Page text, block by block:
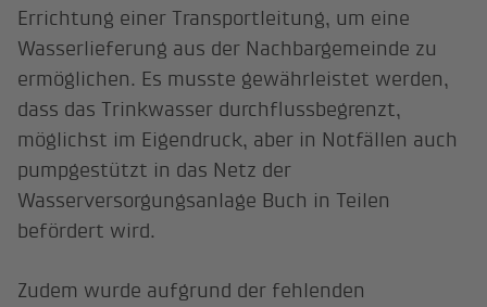
Errichtung einer Transportleitung, um eine
Wasserlieferung aus der Nachbargemeinde zu
ermöglichen. Es musste gewährleistet werden,
dass das Trinkwasser durchflussbegrenzt,
möglichst im Eigendruck, aber in Notfällen auch
pumpgestützt in das Netz der
Wasserversorgungsanlage Buch in Teilen
befördert wird.
Zudem wurde aufgrund der fehlenden